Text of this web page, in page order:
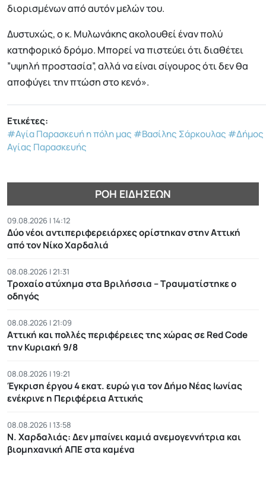
διορισμένων από αυτόν μελών του.
Δυστυχώς, ο κ. Μυλωνάκης ακολουθεί έναν πολύ
κατηφορικό δρόμο. Μπορεί να πιστεύει ότι διαθέτει
”υψηλή προστασία”, αλλά να είναι σίγουρος ότι δεν θα
αποφύγει την πτώση στο κενό».
Ετικέτες:
#Αγία Παρασκευή η πόλη μας #Βασίλης Σάρκουλας #Δήμος
Αγίας Παρασκευής
ΡΟΉ ΕΙΔΉΣΕΩΝ
09.08.2026 | 14:12
Δύο νέοι αντιπεριφερειάρχες ορίστηκαν στην Αττική
από τον Νίκο Χαρδαλιά
08.08.2026 | 21:31
Τροχαίο ατύχημα στα Βριλήσσια – Τραυματίστηκε ο
οδηγός
08.08.2026 | 21:09
Αττική και πολλές περιφέρειες της χώρας σε Red Code
την Κυριακή 9/8
08.08.2026 | 19:21
Έγκριση έργου 4 εκατ. ευρώ για τον Δήμο Νέας Ιωνίας
ενέκρινε η Περιφέρεια Αττικής
08.08.2026 | 13:58
Ν. Χαρδαλιάς: Δεν μπαίνει καμιά ανεμογεννήτρια και
βιομηχανική ΑΠΕ στα καμένα